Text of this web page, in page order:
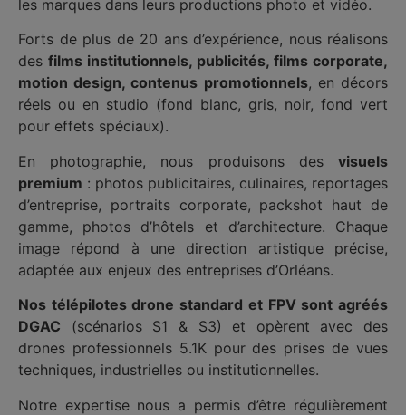
les marques dans leurs productions photo et vidéo.
Forts de plus de 20 ans d’expérience, nous réalisons
des films institutionnels, publicités, films corporate,
motion design, contenus promotionnels, en décors
réels ou en studio (fond blanc, gris, noir, fond vert
pour effets spéciaux).
En photographie, nous produisons des visuels
premium : photos publicitaires, culinaires, reportages
d’entreprise, portraits corporate, packshot haut de
gamme, photos d’hôtels et d’architecture. Chaque
image répond à une direction artistique précise,
adaptée aux enjeux des entreprises d’Orléans.
Nos télépilotes drone standard et FPV sont agréés
DGAC (scénarios S1 & S3) et opèrent avec des
drones professionnels 5.1K pour des prises de vues
techniques, industrielles ou institutionnelles.
Notre expertise nous a permis d’être régulièrement